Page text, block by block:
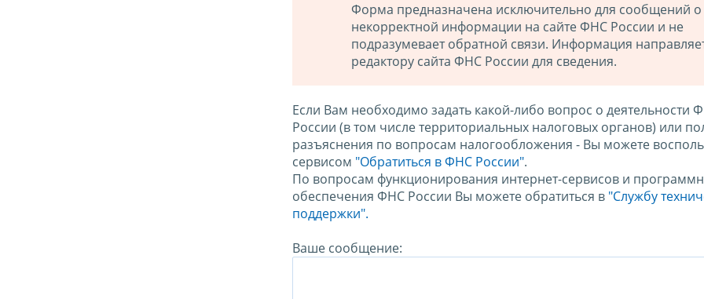
Форма предназначена исключительно для сообщений о
некорректной информации на сайте ФНС России и не
подразумевает обратной связи. Информация
редактору сайта ФНС России для сведения.
Если Вам необходимо задать какой-либо вопрос о деятельности
России (в том числе территориальных налоговых органов) или
разъяснения по вопросам налогообложения - Вы можете
сервисом "Обратиться в ФНС России".
По вопросам функционирования интернет-сервисов и
обеспечения ФНС России Вы можете обратиться в "Службу
поддержки".
Ваше сообщение: